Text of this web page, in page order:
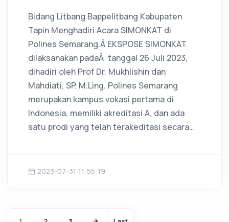
Bidang Litbang Bappelitbang Kabupaten
Tapin Menghadiri Acara SIMONKAT di
Polines Semarang.Â EKSPOSE SIMONKAT
dilaksanakan padaÂ tanggal 26 Juli 2023,
dihadiri oleh Prof Dr. Mukhlishin dan
Mahdiati, SP. M.Ling. Polines Semarang
merupakan kampus vokasi pertama di
Indonesia, memiliki akreditasi A, dan ada
satu prodi yang telah terakeditasi secara…
2023-07-31 11:55:19